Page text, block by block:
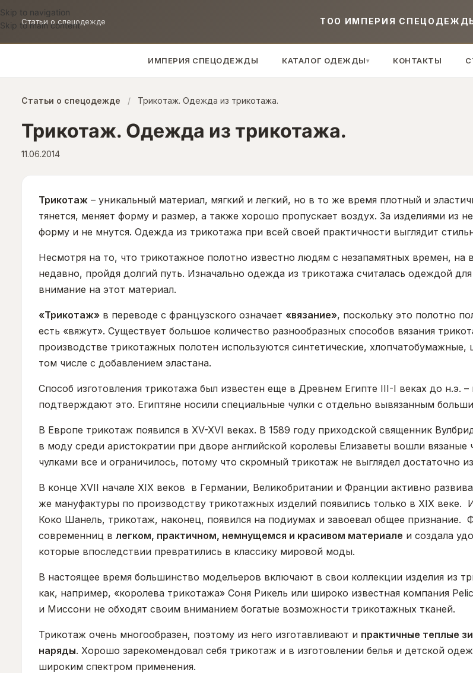
Skip to navigation
Skip to main content
Статьи о спецодежде TOO ИМПЕРИЯ
ИМПЕРИЯ СПЕЦОДЕЖДЫ КАТАЛОГ ОДЕЖДЫ▾ КОНТАКТЫ
Статьи о спецодежде / Трикотаж. Одежда из трикотажа.
Трикотаж. Одежда из трикотажа.
11.06.2014
Трикотаж – уникальный материал, мягкий и легкий, но в то же время плотный и
тянется, меняет форму и размер, а также хорошо пропускает воздух. За изделиями из
форму и не мнутся. Одежда из трикотажа при всей своей практичности выглядит
Несмотря на то, что трикотажное полотно известно людям с незапамятных времен,
недавно, пройдя долгий путь. Изначально одежда из трикотажа считалась одеждой
внимание на этот материал.
«Трикотаж» в переводе с французского означает «вязание», поскольку это полотно
есть «вяжут». Существует большое количество разнообразных способов вязания
производстве трикотажных полотен используются синтетические,
том числе с добавлением эластана.
Способ изготовления трикотажа был известен еще в Древнем Египте III-I веках до н.э.
подтверждают это. Египтяне носили специальные чулки с отдельно вывязанным
В Европе трикотаж появился в XV-XVI веках. В 1589 году приходской священник
в моду среди аристократии при дворе английской королевы Елизаветы вошли вязаные
чулками все и ограничилось, потому что скромный трикотаж не выглядел достаточно
В конце XVII начале XIX веков в Германии, Великобритании и Франции активно
же мануфактуры по производству трикотажных изделий появились только в XIX
Коко Шанель, трикотаж, наконец, появился на подиумах и завоевал общее признание.
современниц в легком, практичном, немнущемся и красивом материале и создала
которые впоследствии превратились в классику мировой моды.
В настоящее время большинство модельеров включают в свои коллекции изделия из
как, например, «королева трикотажа» Соня Рикель или широко известная компания
и Миссони не обходят своим вниманием богатые возможности трикотажных тканей.
Трикотаж очень многообразен, поэтому из него изготавливают и практичные теплые
наряды. Хорошо зарекомендовал себя трикотаж и в изготовлении белья и детской
широким спектром применения.